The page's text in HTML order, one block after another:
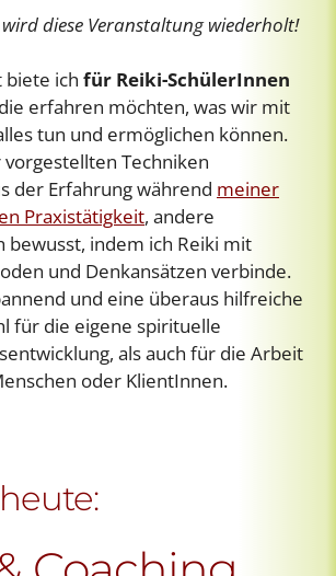
diese Veranstaltung wiederholt!
biete ich für Reiki-SchülerInnen
erfahren möchten, was wir mit
tun und ermöglichen können.
vorgestellten Techniken
der Erfahrung während meiner
Praxistätigkeit, andere
bewusst, indem ich Reiki mit
und Denkansätzen verbinde.
und eine überaus hilfreiche
für die eigene spirituelle
als auch für die Arbeit
oder KlientInnen.